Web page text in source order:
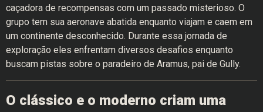
caçadora de recompensas com um passado misterioso. O
grupo tem sua aeronave abatida enquanto viajam e caem em
um continente desconhecido. Durante essa jornada de
exploração eles enfrentam diversos desafios enquanto
buscam pistas sobre o paradeiro de Aramus, pai de Gully.
O clássico e o moderno criam uma